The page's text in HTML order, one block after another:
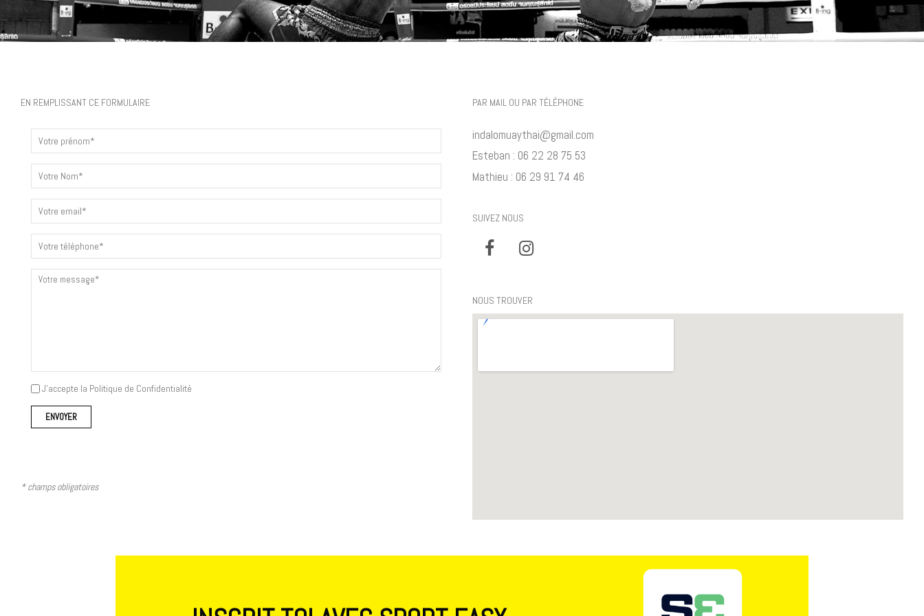
EN REMPLISSANT CE FORMULAIRE
J'accepte la Politique de Confidentialité
* champs obligatoires
PAR MAIL OU PAR TÉLÉPHONE
indalomuaythai@gmail.com
Esteban : 06 22 28 75 53
Mathieu : 06 29 91 74 46
SUIVEZ NOUS
NOUS TROUVER